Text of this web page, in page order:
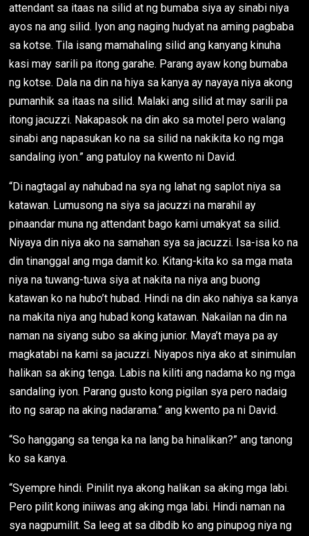
attendant sa itaas na silid at ng bumaba siya ay sinabi niya
ayos na ang silid. Iyon ang naging hudyat na aming pagbaba
sa kotse. Tila isang mamahaling silid ang kanyang kinuha
kasi may sarili pa itong garahe. Parang ayaw kong bumaba
ng kotse. Dala na din na hiya sa kanya ay nayaya niya akong
pumanhik sa itaas na silid. Malaki ang silid at may sarili pa
itong jacuzzi. Nakapasok na din ako sa motel pero walang
sinabi ang napasukan ko na sa silid na nakikita ko ng mga
sandaling iyon.” ang patuloy na kwento ni David.
“Di nagtagal ay nahubad na sya ng lahat ng saplot niya sa
katawan. Lumusong na siya sa jacuzzi na marahil ay
pinaandar muna ng attendant bago kami umakyat sa silid.
Niyaya din niya ako na samahan sya sa jacuzzi. Isa-isa ko na
din tinanggal ang mga damit ko. Kitang-kita ko sa mga mata
niya na tuwang-tuwa siya at nakita na niya ang buong
katawan ko na hubo’t hubad. Hindi na din ako nahiya sa kanya
na makita niya ang hubad kong katawan. Nakailan na din na
naman na siyang subo sa aking junior. Maya’t maya pa ay
magkatabi na kami sa jacuzzi. Niyapos niya ako at sinimulan
halikan sa aking tenga. Labis na kiliti ang nadama ko ng mga
sandaling iyon. Parang gusto kong pigilan sya pero nadaig
ito ng sarap na aking nadarama.” ang kwento pa ni David.
“So hanggang sa tenga ka na lang ba hinalikan?” ang tanong
ko sa kanya.
“Syempre hindi. Pinilit nya akong halikan sa aking mga labi.
Pero pilit kong iniiwas ang aking mga labi. Hindi naman na
sya nagpumilit. Sa leeg at sa dibdib ko ang pinupog niya ng